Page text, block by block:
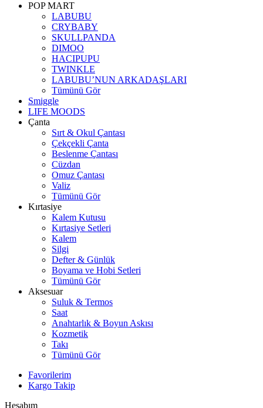
POP MART
LABUBU
CRYBABY
SKULLPANDA
DIMOO
HACIPUPU
TWINKLE
LABUBU’NUN ARKADAŞLARI
Tümünü Gör
Smiggle
LIFE MOODS
Çanta
Sırt & Okul Çantası
Çekçekli Çanta
Beslenme Çantası
Cüzdan
Omuz Çantası
Valiz
Tümünü Gör
Kırtasiye
Kalem Kutusu
Kırtasiye Setleri
Kalem
Silgi
Defter & Günlük
Boyama ve Hobi Setleri
Tümünü Gör
Aksesuar
Suluk & Termos
Saat
Anahtarlık & Boyun Askısı
Kozmetik
Takı
Tümünü Gör
Favorilerim
Kargo Takip
Hesabım